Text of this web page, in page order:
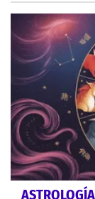
ASTROLOGÍA